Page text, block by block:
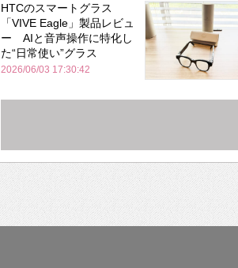
HTCのスマートグラス
「VIVE Eagle」製品レビュ
ー AIと音声操作に特化し
た“日常使い”グラス
2026/06/03 17:30:42